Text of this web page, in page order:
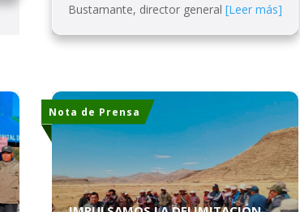
Bustamante, director general [Leer más]
Nota de Prensa